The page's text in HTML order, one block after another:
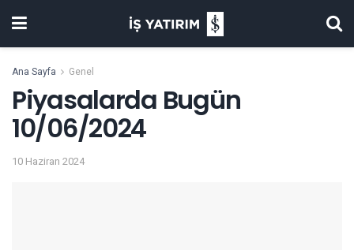
Ana Sayfa Genel
Piyasalarda Bugün
10/06/2024
10 Haziran 2024